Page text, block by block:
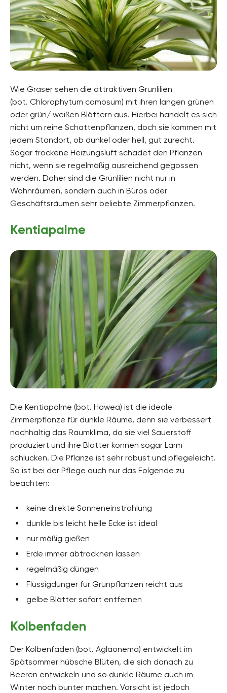
Wie Gräser sehen die attraktiven Grünlilien
(bot. Chlorophytum comosum) mit ihren langen grünen
oder grün/ weißen Blättern aus. Hierbei handelt es sich
nicht um reine Schattenpflanzen, doch sie kommen mit
jedem Standort, ob dunkel oder hell, gut zurecht.
Sogar trockene Heizungsluft schadet den Pflanzen
nicht, wenn sie regelmäßig ausreichend gegossen
werden. Daher sind die Grünlilien nicht nur in
Wohnräumen, sondern auch in Büros oder
Geschäftsräumen sehr beliebte Zimmerpflanzen.
Kentiapalme
Die Kentiapalme (bot. Howea) ist die ideale
Zimmerpflanze für dunkle Räume, denn sie verbessert
nachhaltig das Raumklima, da sie viel Sauerstoff
produziert und ihre Blätter können sogar Lärm
schlucken. Die Pflanze ist sehr robust und pflegeleicht.
So ist bei der Pflege auch nur das Folgende zu
beachten:
keine direkte Sonneneinstrahlung
dunkle bis leicht helle Ecke ist ideal
nur mäßig gießen
Erde immer abtrocknen lassen
regelmäßig düngen
Flüssigdünger für Grünpflanzen reicht aus
gelbe Blätter sofort entfernen
Kolbenfaden
Der Kolbenfaden (bot. Aglaonema) entwickelt im
Spätsommer hübsche Blüten, die sich danach zu
Beeren entwickeln und so dunkle Räume auch im
Winter noch bunter machen. Vorsicht ist jedoch